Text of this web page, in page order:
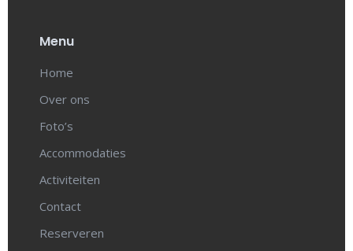
Menu
Home
Over ons
Foto’s
Accommodaties
Activiteiten
Contact
Reserveren